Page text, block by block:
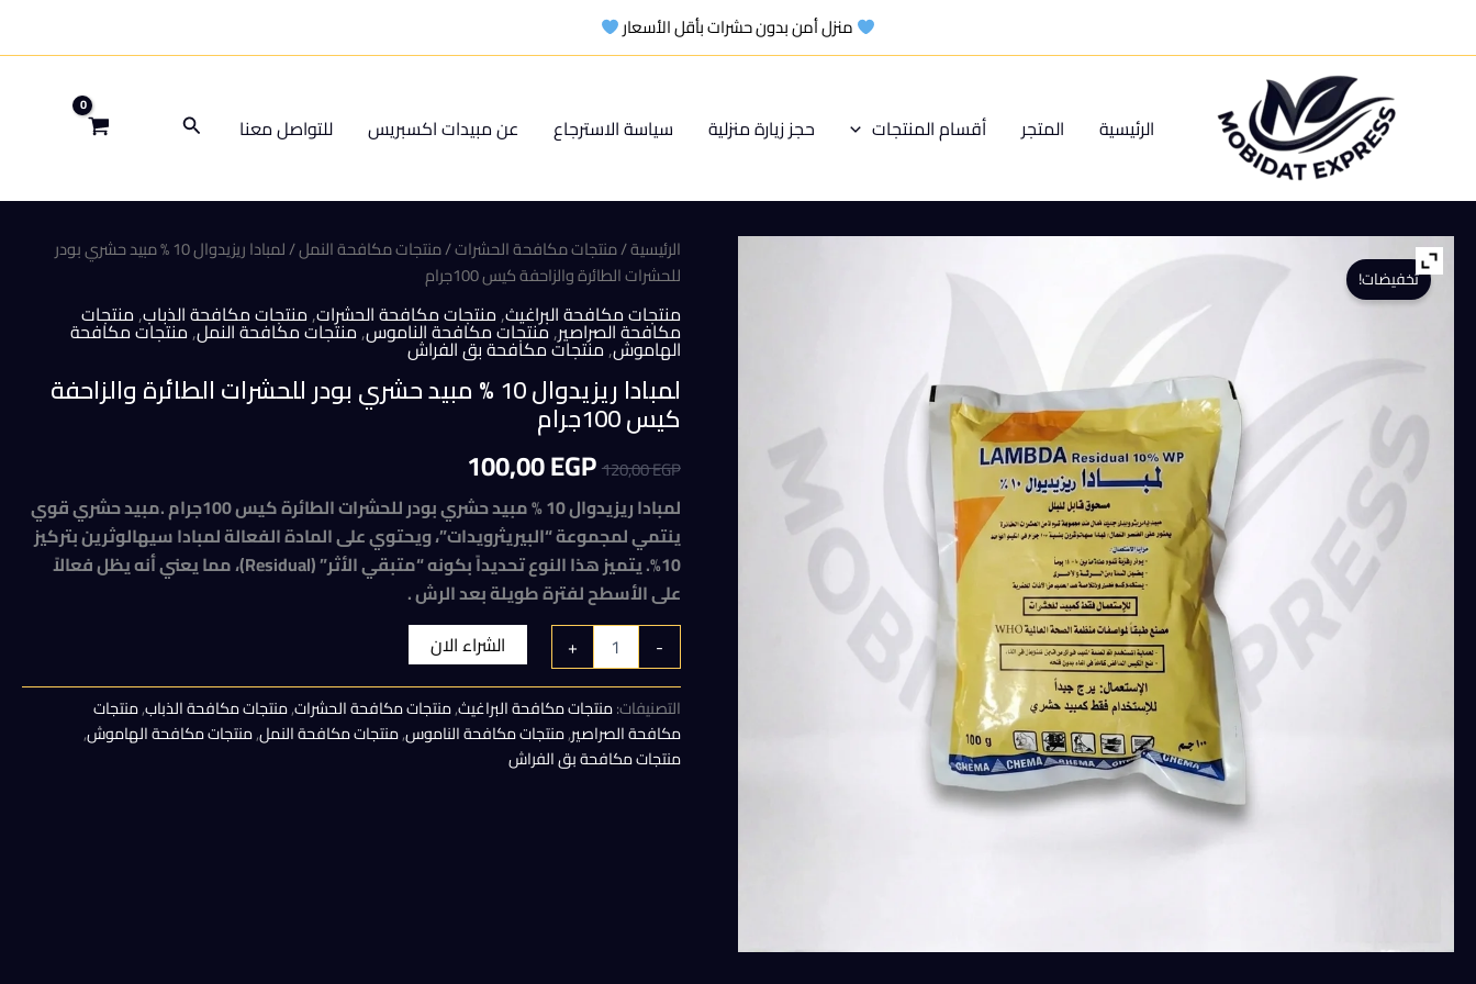
منزل أمن بدون حشرات بأقل الأسعار
الرئيسية المتجر أقسام المنتجات حجز زيارة منزلية سياسة الاسترجاع عن مبيدات اكسبريس للتواصل معنا البحث
تخفيضات!
الرئيسية/منتجات مكافحة الحشرات/منتجات مكافحة النمل
/ لمبادا ريزيدوال 10 % مبيد حشري بودر
للحشرات الطائرة والزاحفة كيس 100جرام
منتجات مكافحة البراغيث,منتجات مكافحة الحشرات,منتجات مكافحة الذباب,منتجات
مكافحة الصراصير,منتجات مكافحة الناموس,منتجات مكافحة النمل,منتجات مكافحة
الهاموش,منتجات مكافحة بق الفراش
لمبادا ريزيدوال 10 % مبيد حشري بودر للحشرات الطائرة والزاحفة
كيس 100جرام
120,00EGP
السعر
الأصلي
هو:
120,00 EGP.
100,00EGP
الحالي
هو:
100,00 EGP.
لمبادا ريزيدوال 10 % مبيد حشري بودر للحشرات الطائرة كيس 100جرام .مبيد حشري قوي
ينتمي لمجموعة “البيريثرويدات”، ويحتوي على المادة الفعالة لمبادا سيهالوثرين بتركيز
10%. يتميز هذا النوع تحديداً بكونه “متبقي الأثر” (Residual)، مما يعني أنه يظل فعالاً
على الأسطح لفترة طويلة بعد الرش .
-
+ الشراء الان
التصنيفات:منتجات مكافحة البراغيث,منتجات مكافحة الحشرات,منتجات مكافحة الذباب,منتجات
مكافحة الصراصير,منتجات مكافحة الناموس,منتجات مكافحة النمل,منتجات مكافحة الهاموش,
منتجات مكافحة بق الفراش